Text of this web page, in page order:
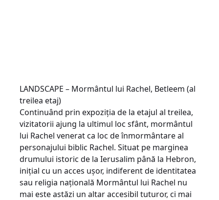
LANDSCAPE – Mormântul lui Rachel, Betleem (al
treilea etaj)
Continuând prin expoziția de la etajul al treilea,
vizitatorii ajung la ultimul loc sfânt, mormântul
lui Rachel venerat ca loc de înmormântare al
personajului biblic Rachel. Situat pe marginea
drumului istoric de la Ierusalim până la Hebron,
inițial cu un acces ușor, indiferent de identitatea
sau religia națională Mormântul lui Rachel nu
mai este astăzi un altar accesibil tuturor, ci mai